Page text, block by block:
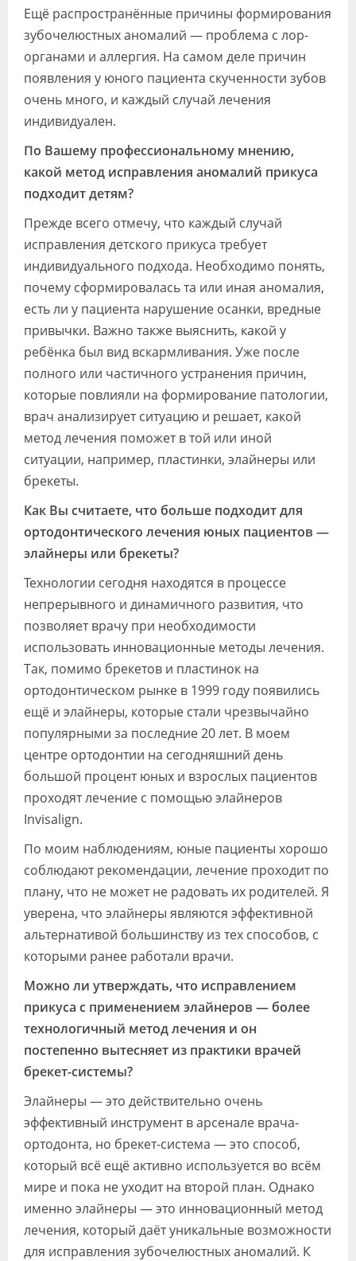
Ещё распространённые причины формирования
зубочелюстных аномалий — проблема с лор-
органами и аллергия. На самом деле причин
появления у юного пациента скученности зубов
очень много, и каждый случай лечения
индивидуален.
По Вашему профессиональному мнению,
какой метод исправления аномалий прикуса
подходит детям?
Прежде всего отмечу, что каждый случай
исправления детского прикуса требует
индивидуального подхода. Необходимо понять,
почему сформировалась та или иная аномалия,
есть ли у пациента нарушение осанки, вредные
привычки. Важно также выяснить, какой у
ребёнка был вид вскармливания. Уже после
полного или частичного устранения причин,
которые повлияли на формирование патологии,
врач анализирует ситуацию и решает, какой
метод лечения поможет в той или иной
ситуации, например, пластинки, элайнеры или
брекеты.
Как Вы считаете, что больше подходит для
ортодонтического лечения юных пациентов —
элайнеры или брекеты?
Технологии сегодня находятся в процессе
непрерывного и динамичного развития, что
позволяет врачу при необходимости
использовать инновационные методы лечения.
Так, помимо брекетов и пластинок на
ортодонтическом рынке в 1999 году появились
ещё и элайнеры, которые стали чрезвычайно
популярными за последние 20 лет. В моем
центре ортодонтии на сегодняшний день
большой процент юных и взрослых пациентов
проходят лечение с помощью элайнеров
Invisalign.
По моим наблюдениям, юные пациенты хорошо
соблюдают рекомендации, лечение проходит по
плану, что не может не радовать их родителей. Я
уверена, что элайнеры являются эффективной
альтернативой большинству из тех способов, с
которыми ранее работали врачи.
Можно ли утверждать, что исправлением
прикуса с применением элайнеров — более
технологичный метод лечения и он
постепенно вытесняет из практики врачей
брекет-системы?
Элайнеры — это действительно очень
эффективный инструмент в арсенале врача-
ортодонта, но брекет-система — это способ,
который всё ещё активно используется во всём
мире и пока не уходит на второй план. Однако
именно элайнеры — это инновационный метод
лечения, который даёт уникальные возможности
для исправления зубочелюстных аномалий. К